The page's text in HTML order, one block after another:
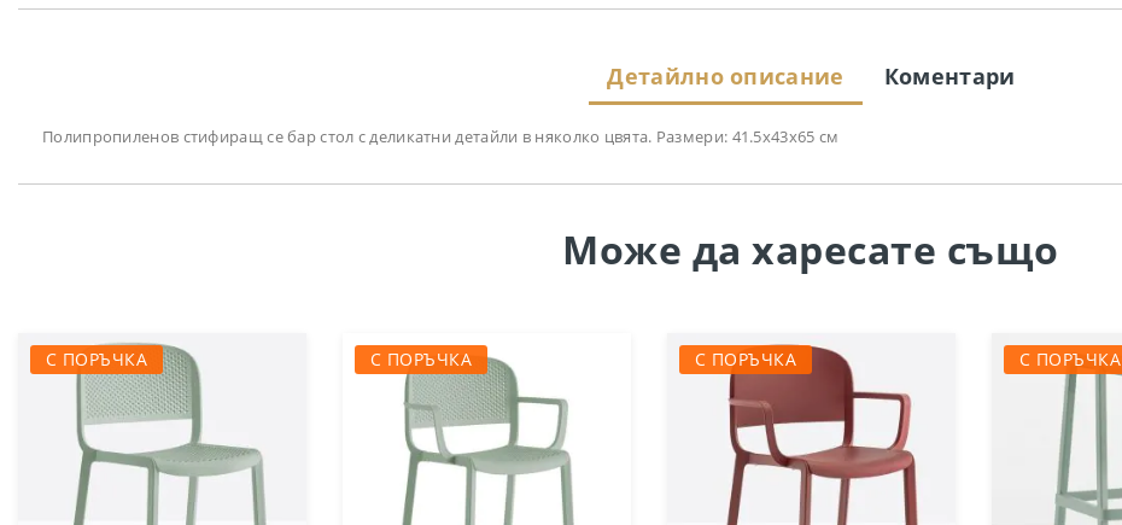
към
снимки
Детайлно описание
Полипропиленов стифиращ се бар стол с деликатни детайли в няколко цвята. Размери: 41.5х43х65 см
Коментари
Може да харесате също
С ПОРЪЧКА С ПОРЪЧКА С ПОРЪЧКА С ПОРЪЧКА